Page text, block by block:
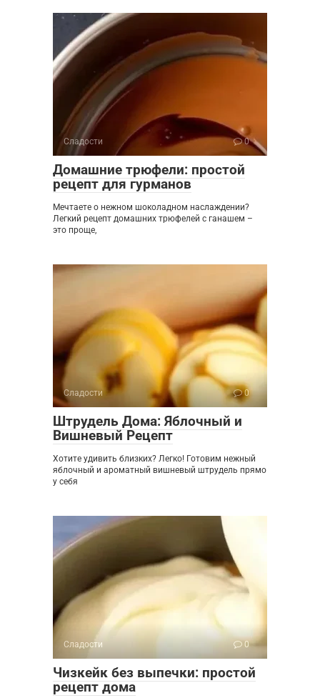
Сладости 0
Домашние трюфели: простой
рецепт для гурманов
Мечтаете о нежном шоколадном наслаждении?
Легкий рецепт домашних трюфелей с ганашем –
это проще,
Сладости 0
Штрудель Дома: Яблочный и
Вишневый Рецепт
Хотите удивить близких? Легко! Готовим нежный
яблочный и ароматный вишневый штрудель прямо
у себя
Сладости 0
Чизкейк без выпечки: простой
рецепт дома